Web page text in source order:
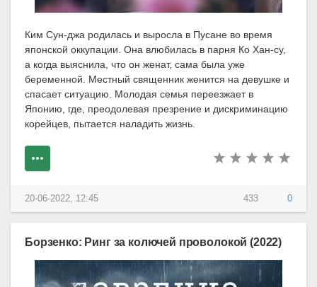
Ким Сун-джа родилась и выросла в Пусане во время
японской оккупации. Она влюбилась в парня Ко Хан-су,
а когда выяснила, что он женат, сама была уже
беременной. Местный священник женится на девушке и
спасает ситуацию. Молодая семья переезжает в
Японию, где, преодолевая презрение и дискриминацию
корейцев, пытается наладить жизнь.
433 0
20-06-2022, 12:45
Борзенко: Ринг за колючей проволокой (2022)